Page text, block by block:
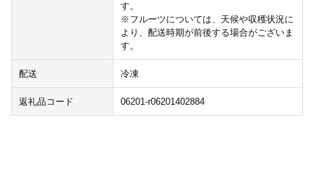
す。
※フルーツについては、天候や収穫状況に
より、配送時期が前後する場合がございま
す。
配送 冷凍
返礼品コード 06201-r06201402884